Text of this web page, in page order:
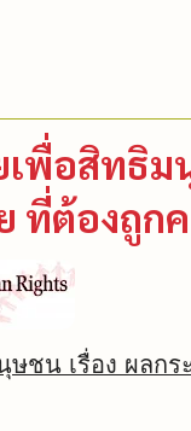
พื่อสิทธิม
ที่ต้องถู
ชน เรื่อง ผลก